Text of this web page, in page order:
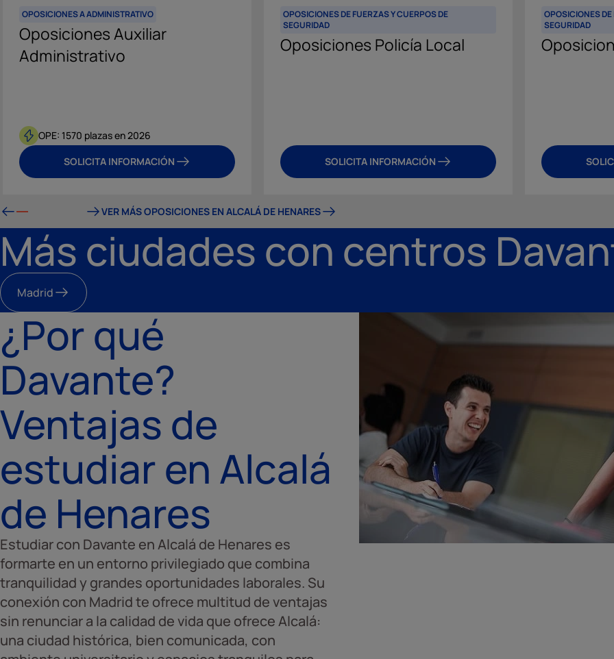
OPOSICIONES A ADMINISTRATIVO
Oposiciones Auxiliar
Administrativo
OPE: 1570 plazas en 2026
SOLICITA INFORMACIÓN
OPOSICIONES DE FUERZAS Y CUERPOS DE
SEGURIDAD
Oposiciones Policía Local
SOLICITA INFORMACIÓN
OPOSICIONES
SEGURIDAD
VER MÁS OPOSICIONES EN ALCALÁ DE HENARES
Más ciudades con centros
Madrid
¿Por qué
Davante?
Ventajas de
estudiar en Alcalá
de Henares
Estudiar con Davante en Alcalá de Henares es
formarte en un entorno privilegiado que combina
tranquilidad y grandes oportunidades laborales. Su
conexión con Madrid te ofrece multitud de ventajas
sin renunciar a la calidad de vida que ofrece Alcalá:
una ciudad histórica, bien comunicada, con